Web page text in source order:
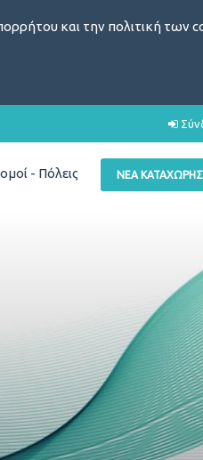
και την πολιτική των
ΝΈΑ
- Πόλεις